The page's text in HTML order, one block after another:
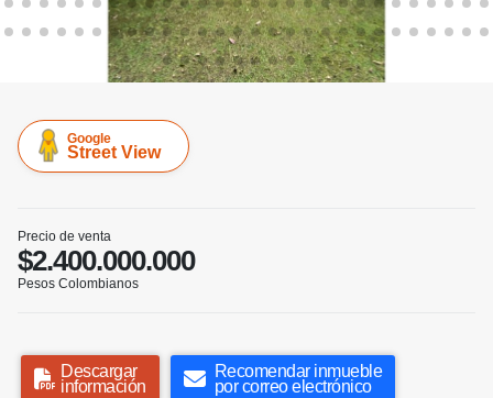
Google
Street View
Precio de venta
$2.400.000.000
Pesos Colombianos
Descargar
información
Recomendar inmueble
por correo electrónico